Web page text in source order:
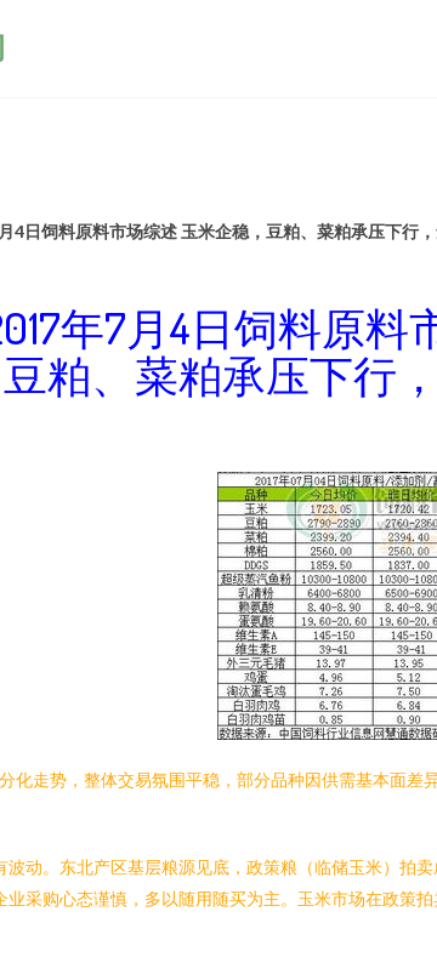
4日饲料原料市场综述 玉米企稳，豆粕、菜粕承压下行
年7月4日饲料原料
豆粕、菜粕承压下行
化走势，整体交易氛围平稳，部分品种因供需基本面差
动。东北产区基层粮源见底，政策粮（临储玉米）
采购心态谨慎，多以随用随买为主。玉米市场在政策